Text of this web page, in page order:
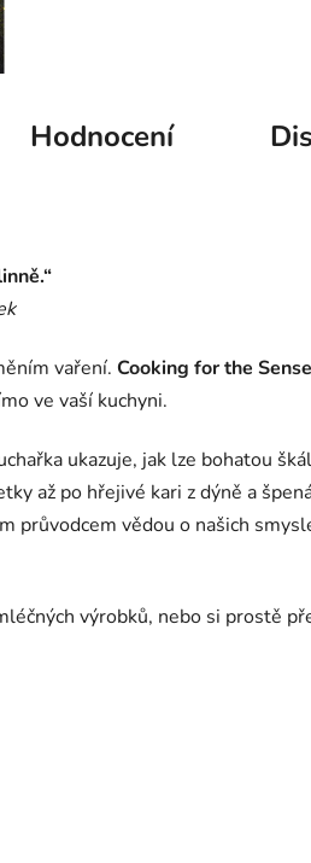
Hodnocení
vaření. Cooking for the
ve vaší kuchyni.
ukazuje, jak lze bohatou
až po hřejivé kari z dýně a
průvodcem vědou o našich
výrobků, nebo si prostě